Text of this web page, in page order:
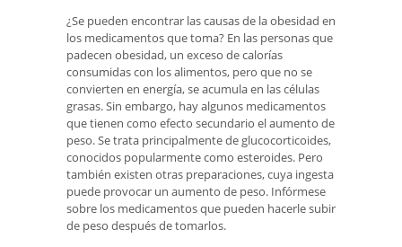
¿Se pueden encontrar las causas de la obesidad en
los medicamentos que toma? En las personas que
padecen obesidad, un exceso de calorías
consumidas con los alimentos, pero que no se
convierten en energía, se acumula en las células
grasas. Sin embargo, hay algunos medicamentos
que tienen como efecto secundario el aumento de
peso. Se trata principalmente de glucocorticoides,
conocidos popularmente como esteroides. Pero
también existen otras preparaciones, cuya ingesta
puede provocar un aumento de peso. Infórmese
sobre los medicamentos que pueden hacerle subir
de peso después de tomarlos.